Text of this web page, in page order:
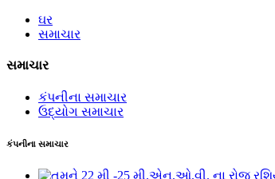
ઘર
સમાચાર
સમાચાર
કંપનીના સમાચાર
ઉદ્યોગ સમાચાર
કંપનીના સમાચાર